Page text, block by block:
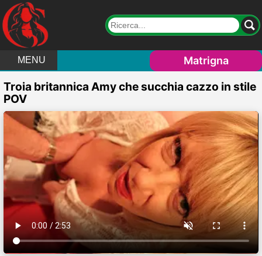
MENU Matrigna
Troia britannica Amy che succhia cazzo in stile
POV